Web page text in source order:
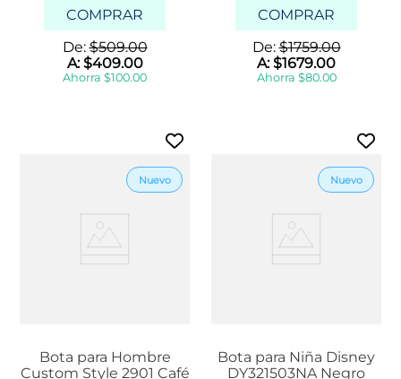
COMPRAR
De:$509.00
A:$409.00
Ahorra $100.00
COMPRAR
De:$1759.00
A:$1679.00
Ahorra $80.00
Bota para Hombre
Custom Style 2901 Café
Bota para Niña Disney
DY321503NA Negro